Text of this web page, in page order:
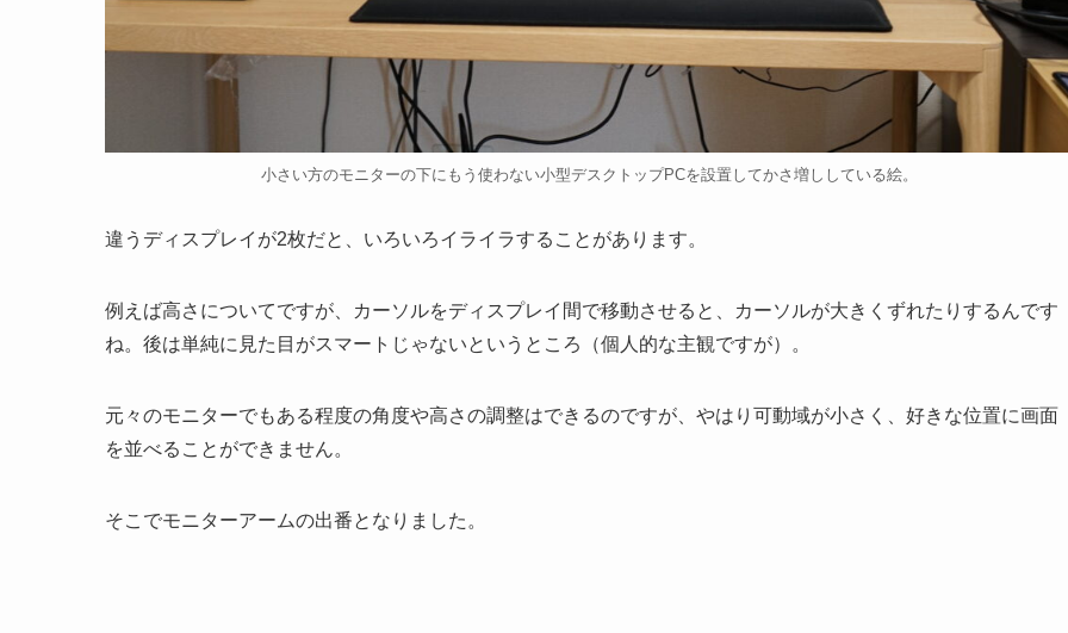
小さい方のモニターの下にもう使わない小型デスクトップPCを設置してかさ増ししている絵。
違うディスプレイが2枚だと、いろいろイライラすることがあります。
例えば高さについてですが、カーソルをディスプレイ間で移動させると、カーソルが大きくずれたりするんです
ね。後は単純に見た目がスマートじゃないというところ（個人的な主観ですが）。
元々のモニターでもある程度の角度や高さの調整はできるのですが、やはり可動域が小さく、好きな位置に画面
を並べることができません。
そこでモニターアームの出番となりました。